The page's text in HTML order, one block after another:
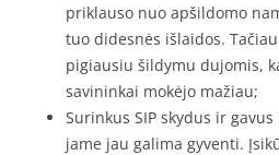
priklauso nuo apšildomo
tuo didesnės išlaidos.
pigiausiu šildymu dujomis,
savininkai mokėjo mažiau;
Surinkus SIP skydus ir
jame jau galima gyventi.